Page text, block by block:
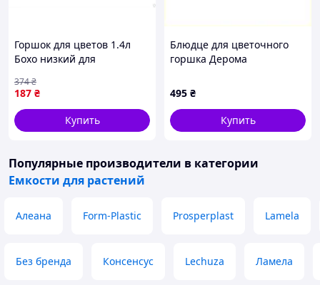
Горшок для цветов 1.4л
Бохо низкий для
дренажом и матовой
поверхностью
187 ₴
374₴
Купить
Блюдце для цветочного
горшка Дерома
495 ₴
Купить
Популярные производители в категории
Емкости для растений
Алеана Form-Plastic Prosperplast Lamela
Без бренда Консенсус Lechuza Ламела